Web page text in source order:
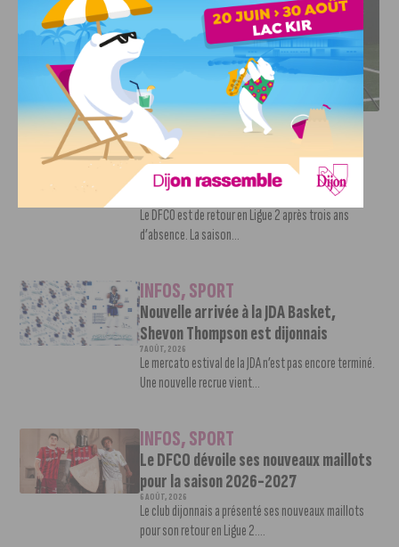
DFCO : RENCONTRE AVEC PIERRE-HENRI DEBALLON,
L’ARTISAN DE LA MONTÉE EN LIGUE 2
INFOS,SPORT
DFCO : Rencontre avec Pierre-Henri
Deballon, l’artisan de la montée en
Ligue 2
Le DFCO est de retour en Ligue 2 après trois ans
d’absence. La saison...
INFOS,SPORT
Nouvelle arrivée à la JDA Basket,
Shevon Thompson est dijonnais
7 AOÛT, 2026
Le mercato estival de la JDA n’est pas encore terminé.
Une nouvelle recrue vient...
INFOS,SPORT
Le DFCO dévoile ses nouveaux maillots
pour la saison 2026-2027
6 AOÛT, 2026
Le club dijonnais a présenté ses nouveaux maillots
pour son retour en Ligue 2....